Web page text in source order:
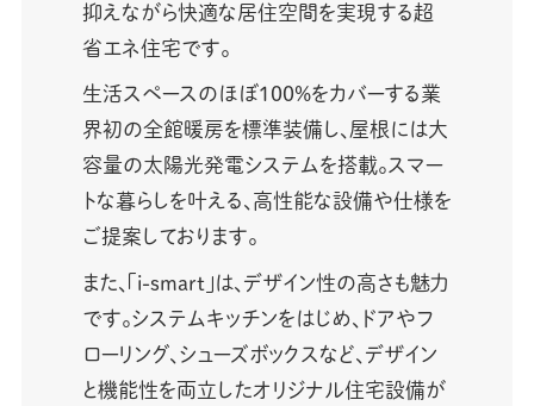
抑えながら快適な居住空間を実現する超
省エネ住宅です。
生活スペースのほぼ100%をカバーする業
界初の全館暖房を標準装備し、屋根には大
容量の太陽光発電システムを搭載。スマー
トな暮らしを叶える、高性能な設備や仕様を
ご提案しております。
また、「i-smart」は、デザイン性の高さも魅力
です。システムキッチンをはじめ、ドアやフ
ローリング、シューズボックスなど、デザイン
と機能性を両立したオリジナル住宅設備が